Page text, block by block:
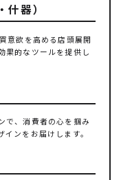
器）
意欲を高める店頭展開
果的なツールを提供し
で、消費者の心を掴み
ンをお届けします。